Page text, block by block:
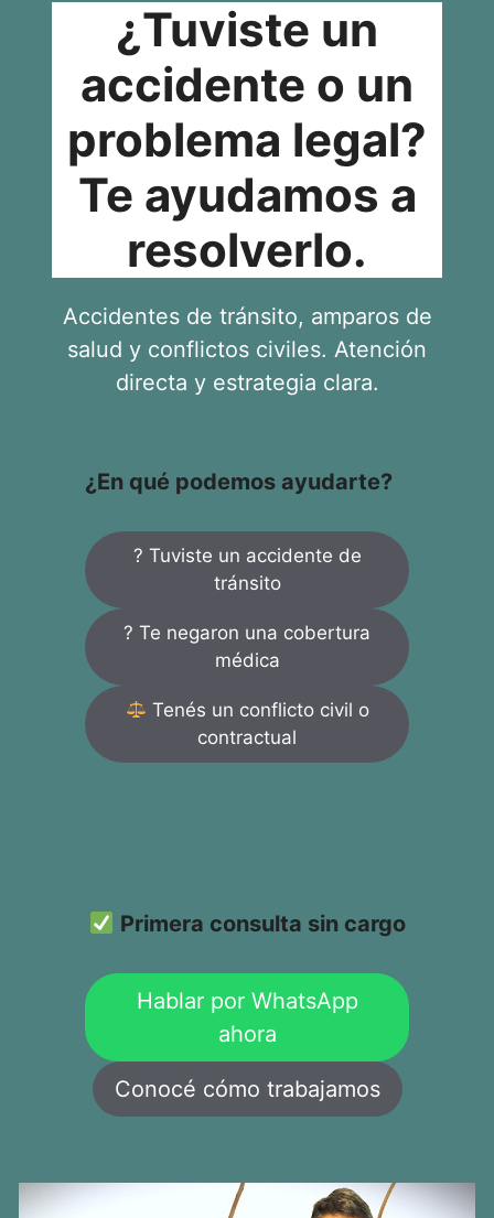
¿Tuviste un
accidente o un
problema legal?
Te ayudamos a
resolverlo.
Accidentes de tránsito, amparos de
salud y conflictos civiles. Atención
directa y estrategia clara.
¿En qué podemos ayudarte?
? Tuviste un accidente de
tránsito
? Te negaron una cobertura
médica
Tenés un conflicto civil o
contractual
Primera consulta sin cargo
Hablar por WhatsApp
ahora
Conocé cómo trabajamos